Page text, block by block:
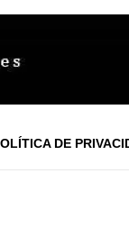
DE